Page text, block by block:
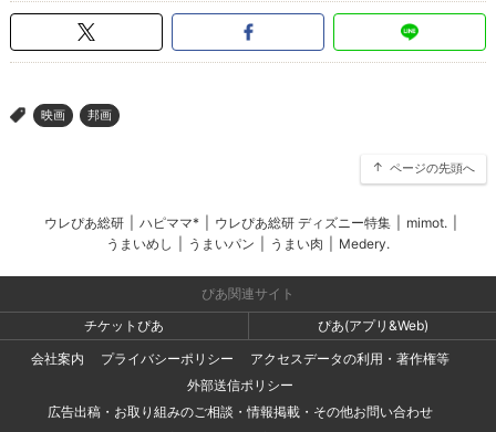
> 映画 邦画
ページの先頭へ
ウレぴあ総研 ハピママ* ウレぴあ総研 ディズニー特集 mimot.
うまいめし
うまいパン うまい肉 Medery.
ぴあ関連サイト
チケットぴあ
ぴあ(アプリ&Web)
会社案内
プライバシーポリシー
アクセスデータの利用・著作権等
外部送信ポリシー
広告出稿・お取り組みのご相談・情報掲載・その他お問い合わせ